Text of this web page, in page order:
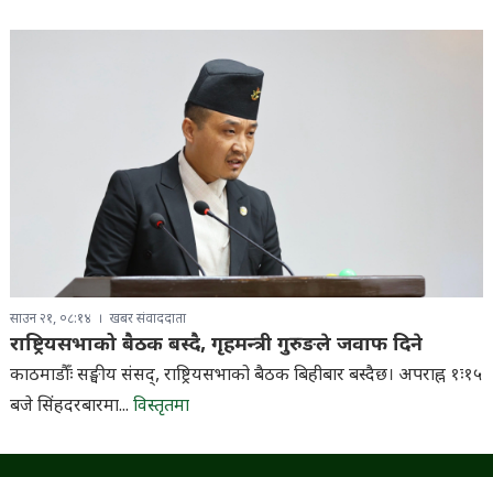
साउन २१, ०८:१४ खबर संवाददाता
राष्ट्रियसभाको बैठक बस्दै, गृहमन्त्री गुरुङले जवाफ दिने
काठमाडौँः सङ्घीय संसद्, राष्ट्रियसभाको बैठक बिहीबार बस्दैछ। अपराह्न १ः१५
बजे सिंहदरबारमा... विस्तृतमा